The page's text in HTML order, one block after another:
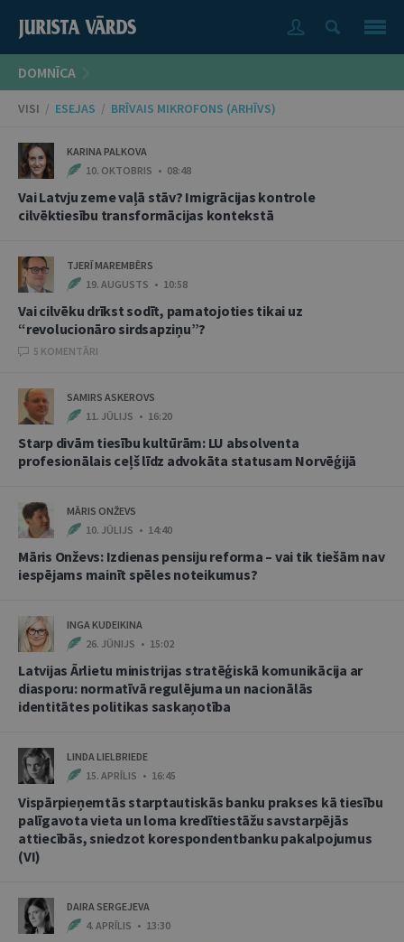
DOMNĪCA
VISI / ESEJAS / BRĪVAIS MIKROFONS (ARHĪVS)
KARINA PALKOVA
10. OKTOBRIS • 08:48
Vai Latvju zeme vaļā stāv? Imigrācijas kontrole
cilvēktiesību transformācijas kontekstā
TJERĪ MAREMBĒRS
19. AUGUSTS • 10:58
Vai cilvēku drīkst sodīt, pamatojoties tikai uz
“revolucionāro sirdsapziņu”?
5 KOMENTĀRI
SAMIRS ASKEROVS
11. JŪLIJS • 16:20
Starp divām tiesību kultūrām: LU absolventa
profesionālais ceļš līdz advokāta statusam Norvēģijā
MĀRIS ONŽEVS
10. JŪLIJS • 14:40
Māris Onževs: Izdienas pensiju reforma – vai tik tiešām nav
iespējams mainīt spēles noteikumus?
INGA KUDEIKINA
26. JŪNIJS • 15:02
Latvijas Ārlietu ministrijas stratēģiskā komunikācija ar
diasporu: normatīvā regulējuma un nacionālās
identitātes politikas saskaņotība
LINDA LIELBRIEDE
15. APRĪLIS • 16:45
Vispārpieņemtās starptautiskās banku prakses kā tiesību
palīgavota vieta un loma kredītiestāžu savstarpējās
attiecībās, sniedzot korespondentbanku pakalpojumus
(VI)
DAIRA SERGEJEVA
4. APRĪLIS • 13:30